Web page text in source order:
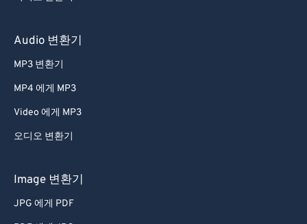
Audio 변환기
MP3 변환기
MP4 에게 MP3
Video 에게 MP3
오디오 변환기
Image 변환기
JPG 에게 PDF